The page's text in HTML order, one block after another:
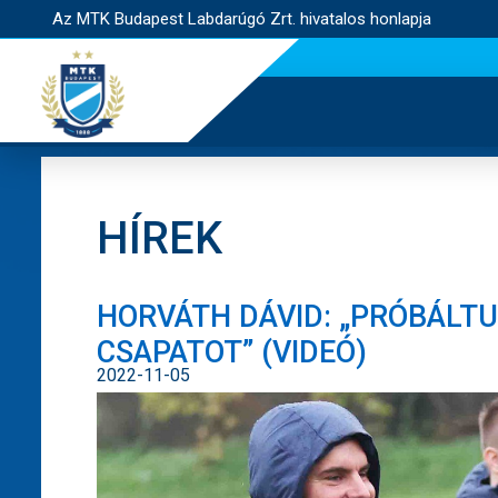
Az MTK Budapest Labdarúgó Zrt. hivatalos honlapja
HÍREK
HORVÁTH DÁVID:
CSAPATOT” (VIDEÓ)
2022-11-05